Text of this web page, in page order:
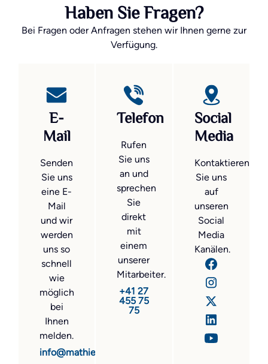
Haben Sie Fragen?
Bei Fragen oder Anfragen stehen wir Ihnen gerne zur
Verfügung.
E-
Mail
Senden
Sie uns
eine E-
Mail
und wir
werden
uns so
schnell
wie
möglich
bei
Ihnen
melden.
info@mathier.com
Telefon
Rufen
Sie uns
an und
sprechen
Sie
direkt
mit
einem
unserer
Mitarbeiter.
+41 27
455 75
75
Social
Media
Kontaktieren
Sie uns
auf
unseren
Social
Media
Kanälen.